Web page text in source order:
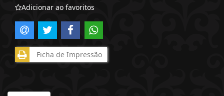
Adicionar ao favoritos
Ficha de Impressão